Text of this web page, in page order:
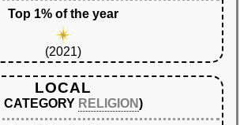
Top 1% of the year
(2021)
LOCAL
CATEGORY RELIGION)